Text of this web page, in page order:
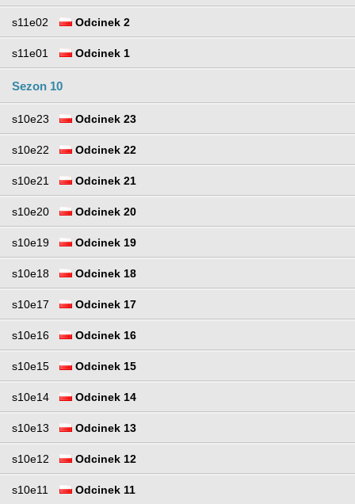
s11e02 Odcinek 2
s11e01 Odcinek 1
Sezon 10
s10e23 Odcinek 23
s10e22 Odcinek 22
s10e21 Odcinek 21
s10e20 Odcinek 20
s10e19 Odcinek 19
s10e18 Odcinek 18
s10e17 Odcinek 17
s10e16 Odcinek 16
s10e15 Odcinek 15
s10e14 Odcinek 14
s10e13 Odcinek 13
s10e12 Odcinek 12
s10e11 Odcinek 11